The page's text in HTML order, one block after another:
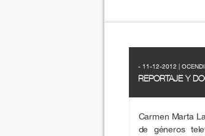
- 11-12-2012 | OCENDI
REPORTAJE Y
Carmen Marta
de géneros